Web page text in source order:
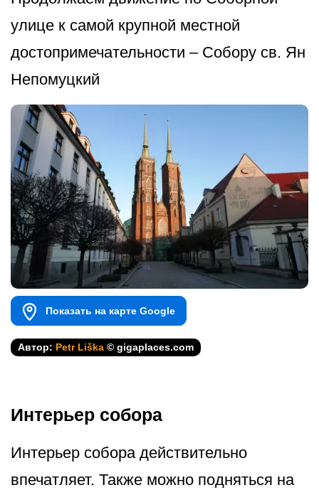
улице к самой крупной местной
достопримечат­ельности – Собору св. Ян
Непомуцкий
Показать на карте Google
Автор: Petr Liška © gigaplaces.com
Интерьер собора
Интерьер собора действительно
впечатляет. Также можно подняться на